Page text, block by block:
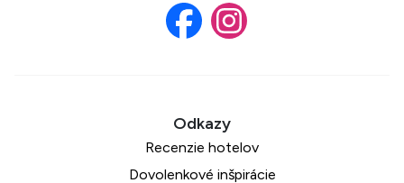
Recenzie hotelov
Dovolenkové inšpirácie